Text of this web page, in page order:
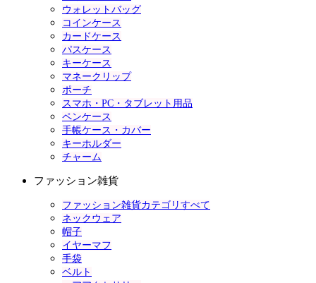
ウォレットバッグ
コインケース
カードケース
パスケース
キーケース
マネークリップ
ポーチ
スマホ・PC・タブレット用品
ペンケース
手帳ケース・カバー
キーホルダー
チャーム
ファッション雑貨
ファッション雑貨カテゴリすべて
ネックウェア
帽子
イヤーマフ
手袋
ベルト